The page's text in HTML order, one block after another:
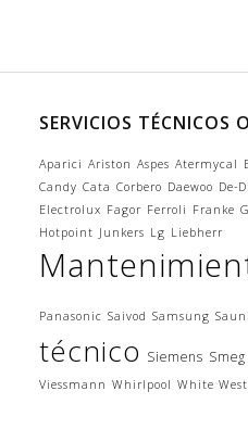
SERVICIOS TÉCNICOS
Aparici Ariston Aspes Atermycal
Candy Cata Corbero Daewoo De-
Electrolux Fagor Ferroli Franke
Hotpoint Junkers Lg Liebherr
Panasonic Saivod Samsung
técnico Siemens Smeg
Viessmann Whirlpool White